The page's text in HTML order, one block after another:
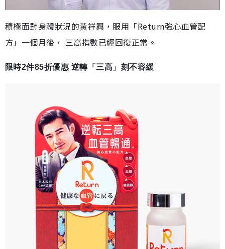
積極面對身體狀況的黃祥興，服用「Return強心血管配
方」一個月後， 三高指數已經回復正常。
限時2件85折優惠 逆轉「三高」刻不容緩